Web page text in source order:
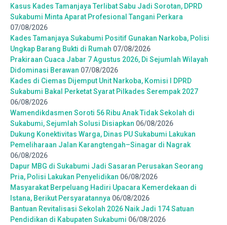
Kasus Kades Tamanjaya Terlibat Sabu Jadi Sorotan, DPRD
Sukabumi Minta Aparat Profesional Tangani Perkara
07/08/2026
Kades Tamanjaya Sukabumi Positif Gunakan Narkoba, Polisi
Ungkap Barang Bukti di Rumah 07/08/2026
Prakiraan Cuaca Jabar 7 Agustus 2026, Di Sejumlah Wilayah
Didominasi Berawan 07/08/2026
Kades di Ciemas Dijemput Unit Narkoba, Komisi I DPRD
Sukabumi Bakal Perketat Syarat Pilkades Serempak 2027
06/08/2026
Wamendikdasmen Soroti 56 Ribu Anak Tidak Sekolah di
Sukabumi, Sejumlah Solusi Disiapkan 06/08/2026
Dukung Konektivitas Warga, Dinas PU Sukabumi Lakukan
Pemeliharaan Jalan Karangtengah–Sinagar di Nagrak
06/08/2026
Dapur MBG di Sukabumi Jadi Sasaran Perusakan Seorang
Pria, Polisi Lakukan Penyelidikan 06/08/2026
Masyarakat Berpeluang Hadiri Upacara Kemerdekaan di
Istana, Berikut Persyaratannya 06/08/2026
Bantuan Revitalisasi Sekolah 2026 Naik Jadi 174 Satuan
Pendidikan di Kabupaten Sukabumi 06/08/2026